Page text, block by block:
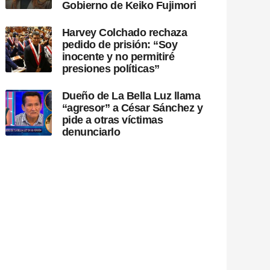
Gobierno de Keiko Fujimori
Harvey Colchado rechaza
pedido de prisión: “Soy
inocente y no permitiré
presiones políticas”
Dueño de La Bella Luz llama
“agresor” a César Sánchez y
pide a otras víctimas
denunciarlo